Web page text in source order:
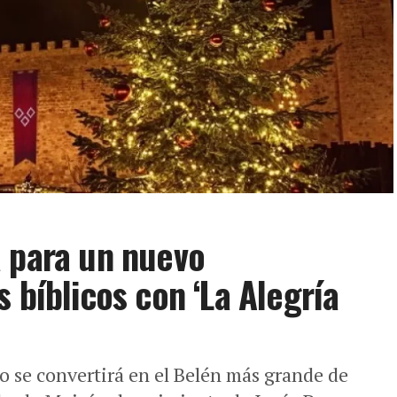
un nuevo
con ‘La Alegría
convertirá en el Belén más grande de